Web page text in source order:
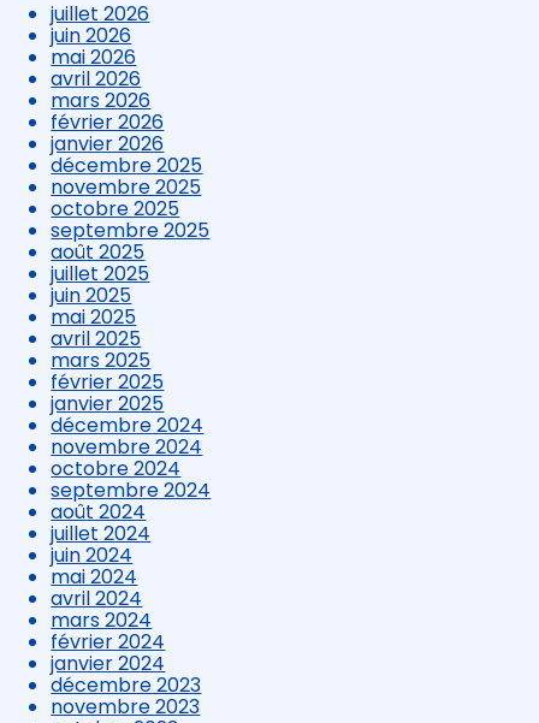
juillet 2026
juin 2026
mai 2026
avril 2026
mars 2026
février 2026
janvier 2026
décembre 2025
novembre 2025
octobre 2025
septembre 2025
août 2025
juillet 2025
juin 2025
mai 2025
avril 2025
mars 2025
février 2025
janvier 2025
décembre 2024
novembre 2024
octobre 2024
septembre 2024
août 2024
juillet 2024
juin 2024
mai 2024
avril 2024
mars 2024
février 2024
janvier 2024
décembre 2023
novembre 2023